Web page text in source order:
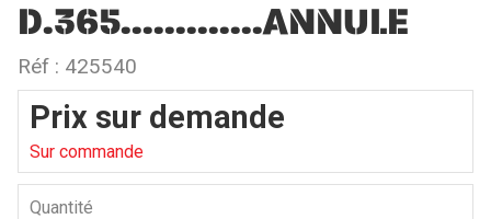
D.365.............ANNULE
Réf : 425540
Prix sur demande
Sur commande
Quantité